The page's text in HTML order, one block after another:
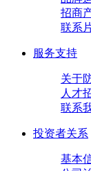
招商
联系
服务支持
关于
人才
联系
投资者关系
基本